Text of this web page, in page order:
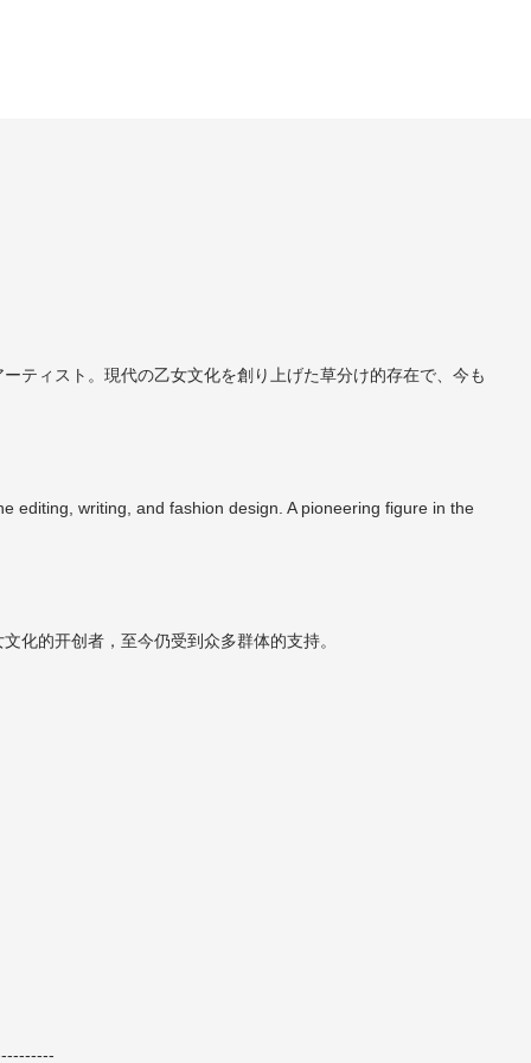
ティスト。現代の乙女文化を創り上げた草分け的存在で、今も
editing, writing, and fashion design. A pioneering figure in the
化的开创者，至今仍受到众多群体的支持。